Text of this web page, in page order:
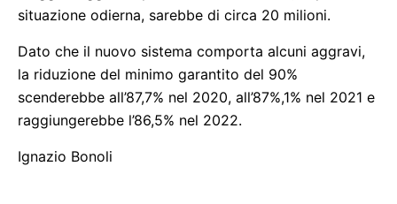
situazione odierna, sarebbe di circa 20 milioni.
Dato che il nuovo sistema comporta alcuni aggravi,
la riduzione del minimo garantito del 90%
scenderebbe all’87,7% nel 2020, all’87%,1% nel 2021 e
raggiungerebbe l’86,5% nel 2022.
Ignazio Bonoli